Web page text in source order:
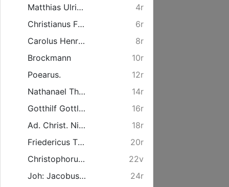
Matthias Ulricus Rodde ... Narva Livonus
4r
Christianus Fridericus Schultzius Stoltzenhaga-Uckero-Marchicus ...
6r
Carolus Henricus Baumann Hohenloico-Franco ...
8r
Brockmann
10r
Poearus.
12r
Nathanael Theophilus Crüger. Dramburgo - Neomarchicus ...
14r
Gotthilf Gottlieb Frey Landsbergensis Neo-Marchicus.
16r
Ad. Christ. Nic. Bennius. Mesomarchicus
18r
Friedericus Theophilus Brasche. Dramburgo - Neomarchicus ...
20r
Christophorus Friedericus Koch Mansfeldicus [Leserichtung: Bl. 23v-22v]
22v
Joh: Jacobus Schaeffer Magdeburg: ...
24r